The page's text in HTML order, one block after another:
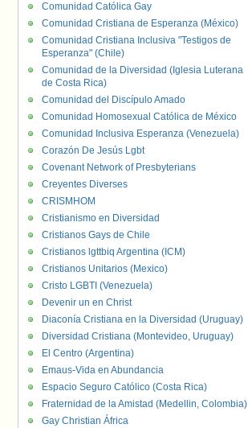
Comunidad Católica Gay
Comunidad Cristiana de Esperanza (México)
Comunidad Cristiana Inclusiva "Testigos de
Esperanza" (Chile)
Comunidad de la Diversidad (Iglesia Luterana
de Costa Rica)
Comunidad del Discípulo Amado
Comunidad Homosexual Católica de México
Comunidad Inclusiva Esperanza (Venezuela)
Corazón De Jesús Lgbt
Covenant Network of Presbyterians
Creyentes Diverses
CRISMHOM
Cristianismo en Diversidad
Cristianos Gays de Chile
Cristianos lgttbiq Argentina (ICM)
Cristianos Unitarios (Mexico)
Cristo LGBTI (Venezuela)
Devenir un en Christ
Diaconía Cristiana en la Diversidad (Uruguay)
Diversidad Cristiana (Montevideo, Uruguay)
El Centro (Argentina)
Emaus-Vida en Abundancia
Espacio Seguro Católico (Costa Rica)
Fraternidad de la Amistad (Medellin, Colombia)
Gay Christian África